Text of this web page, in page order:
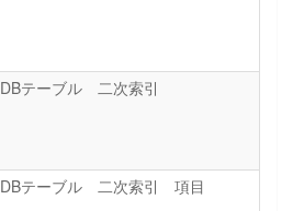
DBテーブル 二次索引
DBテーブル 二次索引 項目